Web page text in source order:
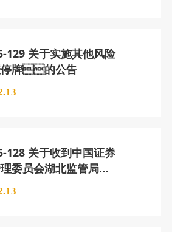
129 关于实施其他风险
停牌的公告
128 关于收到中国证券
委员会湖北监管局
罚事先告知书》